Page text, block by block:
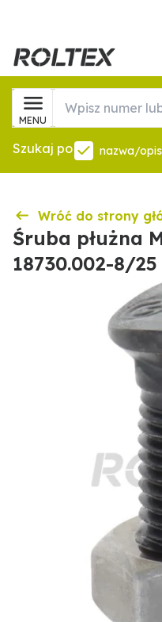
MENU
Szukaj po nazwa/opis
Wróć do strony
Śruba płużna
18730.002-8/25